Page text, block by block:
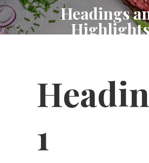
Headings
1